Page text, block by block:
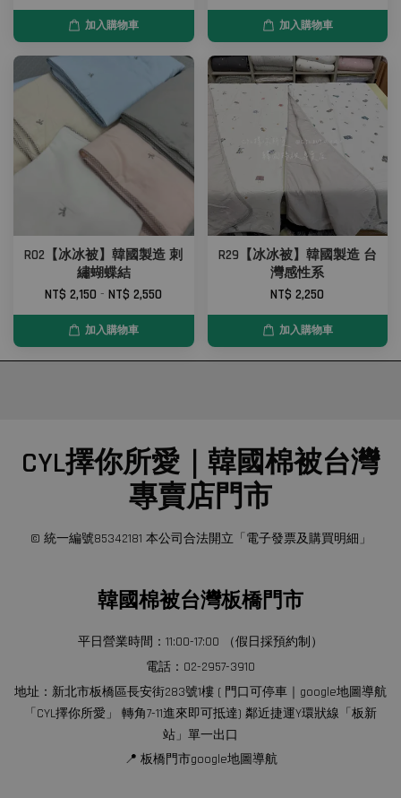
加入購物車 加入購物車
R02【冰冰被】韓國製造 刺
繡蝴蝶結
NT$ 2,150-NT$ 2,550
加入購物車
R29【冰冰被】韓國製造 台
灣感性系
NT$ 2,250
加入購物車
CYL擇你所愛｜韓國棉被台灣
專賣店門市
© 統一編號85342181 本公司合法開立「電子發票及購買明細」
韓國棉被台灣板橋門市
平日營業時間：11:00-17:00 （假日採預約制）
電話：02-2957-3910
地址：新北市板橋區長安街283號1樓 ( 門口可停車｜google地圖導航
「CYL擇你所愛」 轉角7-11進來即可抵達) 鄰近捷運Y環狀線「板新
站」單一出口
📍 板橋門市google地圖導航